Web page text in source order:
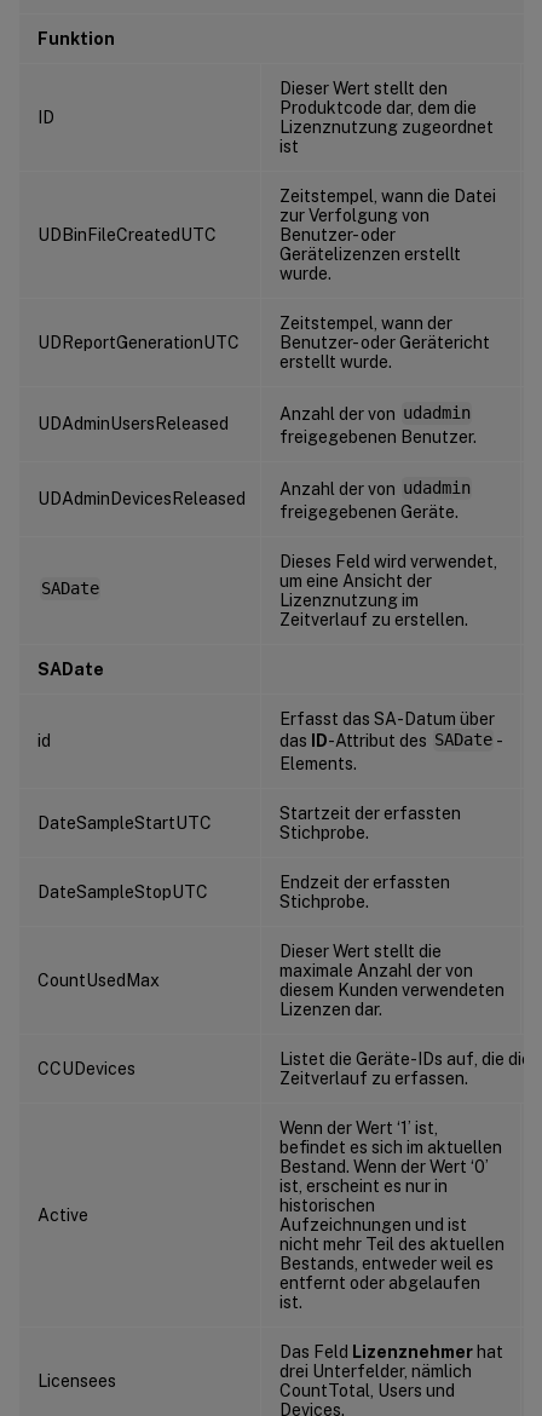
Funktion
ID
Dieser Wert stellt den
Produktcode dar, dem die
Lizenznutzung zugeordnet
ist
UDBinFileCreatedUTC
Zeitstempel, wann die Datei
zur Verfolgung von
Benutzer- oder
Gerätelizenzen erstellt
wurde.
UDReportGenerationUTC
Zeitstempel, wann der
Benutzer- oder Gerätericht
erstellt wurde.
UDAdminUsersReleased Anzahl der von udadmin
freigegebenen Benutzer.
UDAdminDevicesReleased Anzahl der von udadmin
freigegebenen Geräte.
SADate
Dieses Feld wird verwendet,
um eine Ansicht der
Lizenznutzung im
Zeitverlauf zu erstellen.
SADate
id
Erfasst das SA-Datum über
das
ID-Attribut des SADate -
Elements.
DateSampleStartUTC
Startzeit der erfassten
Stichprobe.
DateSampleStopUTC
Endzeit der erfassten
Stichprobe.
CountUsedMax
Dieser Wert stellt die
maximale Anzahl der von
diesem Kunden verwendeten
Lizenzen dar.
CCUDevices
Listet die Geräte-IDs auf, die die
Zeitverlauf zu erfassen.
Active
Wenn der Wert ‘1’ ist,
befindet es sich im aktuellen
Bestand. Wenn der Wert ‘0’
ist, erscheint es nur in
historischen
Aufzeichnungen und ist
nicht mehr Teil des aktuellen
Bestands, entweder weil es
entfernt oder abgelaufen
ist.
Licensees
Das Feld Lizenznehmer hat
drei Unterfelder, nämlich
CountTotal, Users und
Devices.